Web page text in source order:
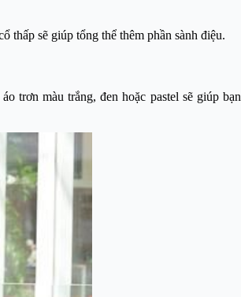
thấp sẽ giúp tổng thể thêm phần sành điệu.
trơn màu trắng, đen hoặc pastel sẽ giúp bạn